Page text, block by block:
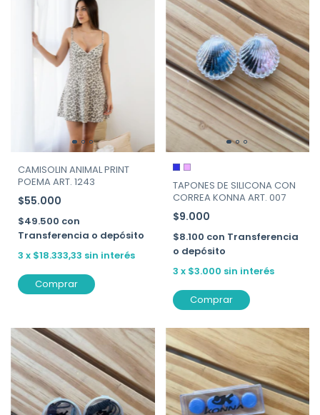
CAMISOLIN ANIMAL PRINT
POEMA ART. 1243
$55.000
$49.500 con
Transferencia o depósito
3 x $18.333,33 sin interés
Comprar
TAPONES DE SILICONA CON
CORREA KONNA ART. 007
$9.000
$8.100 con Transferencia
o depósito
3 x $3.000 sin interés
Comprar